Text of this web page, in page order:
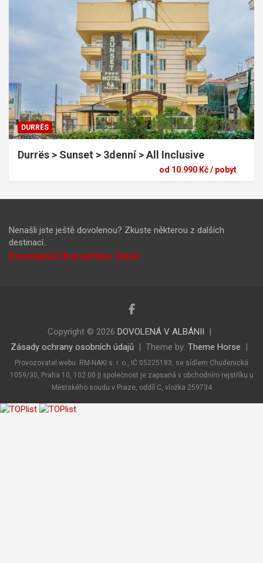
DURRËS
Durrës > Sunset > 3denní > All Inclusive
od 10.990 Kč / pobyt
Nenašli jste ještě dovolenou? Zkuste některou z dalších
destinací..
Dovolená Chorvatsko Omiš
Copyright © 2026 DOVOLENÁ V ALBÁNII
Zásady ochrany osobních údajů
Theme by: Theme Horse
Provozovatel webu: RM-NAKI s. r. o., IČ 05225183, se sídlem Chudenická
1059/30, Praha 10, 102 00 || společnost je zapsaná v obchodním rejstříku u
Městského soudu v Praze, oddíl C, vložka 259734